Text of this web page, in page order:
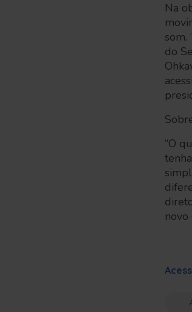
Na
som.
do
“O